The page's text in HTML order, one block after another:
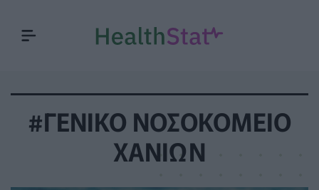
#ΓΕΝΙΚΟ ΝΟΣΟΚΟΜΕΙΟ
ΧΑΝΙΩΝ